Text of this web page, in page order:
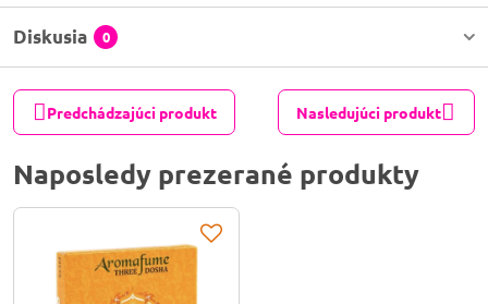
Diskusia 0
Predchádzajúci produkt Nasledujúci produkt
Naposledy prezerané produkty